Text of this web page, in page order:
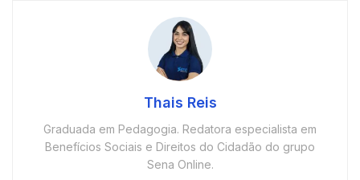
Thais Reis
Graduada em Pedagogia. Redatora especialista em
Benefícios Sociais e Direitos do Cidadão do grupo
Sena Online.